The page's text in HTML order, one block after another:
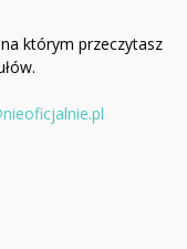
którym przeczytasz